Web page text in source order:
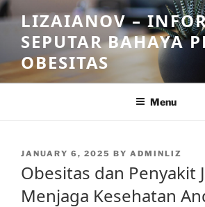
Skip
to
content
LIZAIANOV –
SEPUTAR BAHAYA
OBESITAS
Menu
POSTED
JANUARY 6, 2025 BY ADMINLIZ
Obesitas dan Penyakit
Menjaga Kesehatan